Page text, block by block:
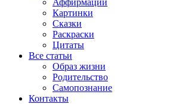
Аффирмации
Картинки
Сказки
Раскраски
Цитаты
Все статьи
Образ жизни
Родительство
Самопознание
Контакты